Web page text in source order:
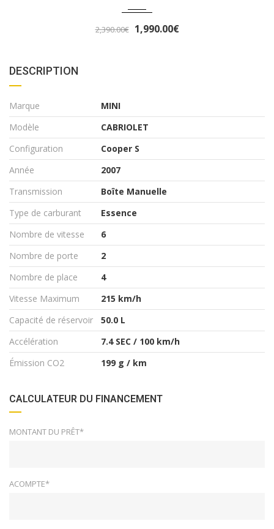
3,490.00€
DESCRIPTION
Marque
MINI
Modèle
CABRIOLET
Configuration
Cooper S
Année
2007
Transmission
Boîte Manuelle
Type de carburant
Essence
Nombre de vitesse
6
Nombre de porte
2
Nombre de place
4
Vitesse Maximum
215 km/h
Capacité de réservoir
50.0 L
Accélération
7.4 SEC / 100 km/h
Émission CO2
199 g / km
CALCULATEUR DU FINANCEMENT
MONTANT DU PRÊT*
ACOMPTE*